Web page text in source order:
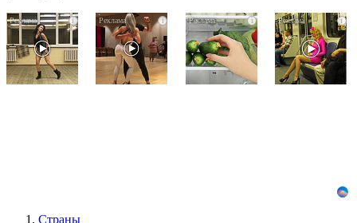
i
Ролик
Омска:
вы
i
Ролик
длится
пару
секунд,
но
i
Никогда
храните
огурцы
i
Страны